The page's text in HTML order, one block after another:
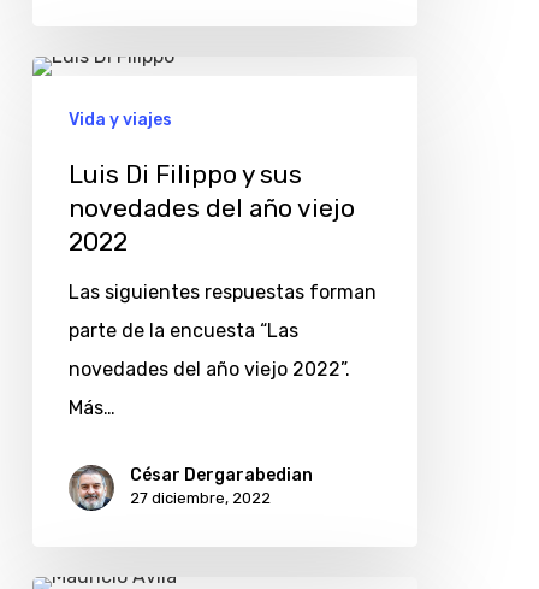
Luis
viejo
2022
Vida y viajes
Luis Di Filippo y sus
novedades del año viejo
2022
Las siguientes respuestas forman
parte de la encuesta “Las
novedades del año viejo 2022”.
Más…
César Dergarabedian
27 diciembre, 2022